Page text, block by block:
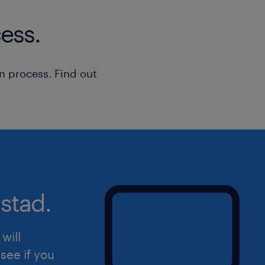
d'expertise, au sein d'un centre
process. Find out
will
if you